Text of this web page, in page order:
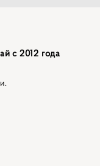
с 2012 года